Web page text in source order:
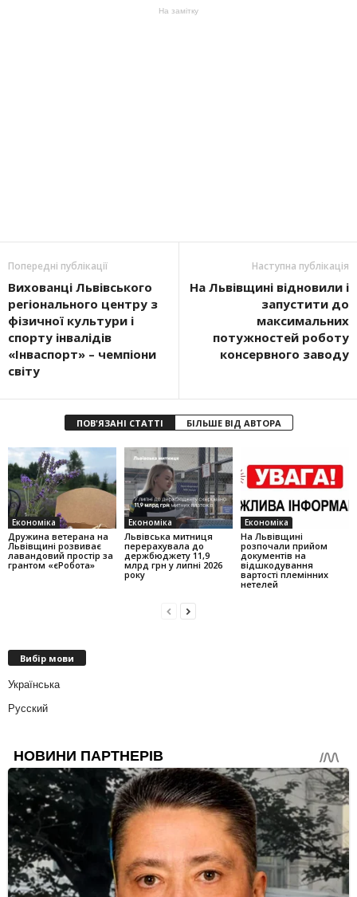
На замітку
Попередні публікації
Вихованці Львівського
регіонального центру з
фізичної культури і
спорту інвалідів
«Інваспорт» – чемпіони
світу
Наступна публікація
На Львівщині відновили і
запустити до
максимальних
потужностей роботу
консервного заводу
ПОВ'ЯЗАНІ СТАТТІ БІЛЬШЕ ВІД АВТОРА
Економіка
Дружина ветерана на
Львівщині розвиває
лавандовий простір за
грантом «єРобота»
Економіка
Львівська митниця
перерахувала до
держбюджету 11,9
млрд грн у липні 2026
року
Економіка
На Львівщині
розпочали прийом
документів на
відшкодування
вартості племінних
нетелей
Вибір мови
Українська
Русский